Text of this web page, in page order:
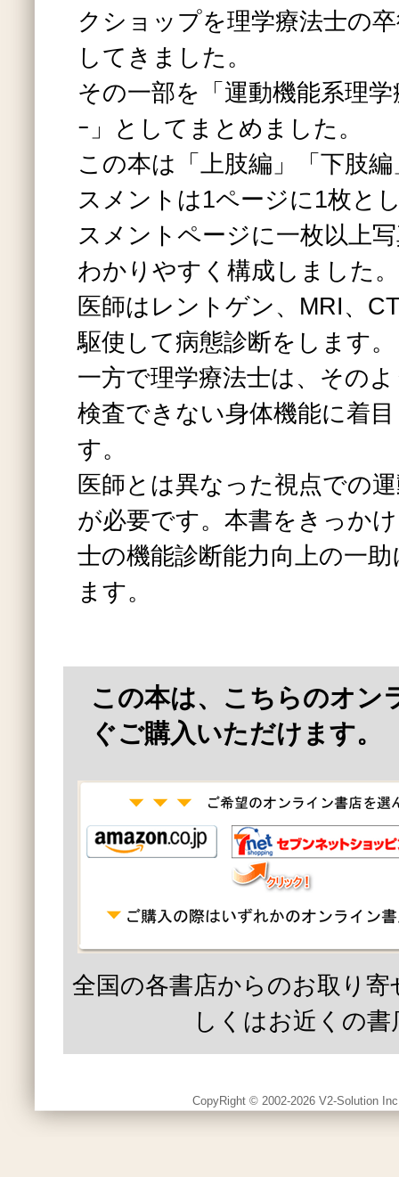
クショップを理学療法士の
してきました。
その一部を「運動機能系理
ｰ」としてまとめました。
この本は「上肢編」「下肢
スメントは1ページに1枚と
スメントページに一枚以上
わかりやすく構成しました。
医師はレントゲン、MRI、
駆使して病態診断をします。
一方で理学療法士は、その
検査できない身体機能に着
す。
医師とは異なった視点での
が必要です。本書をきっか
士の機能診断能力向上の一
ます。
この本は、こちらのオン
ぐご購入いただけます。
全国の各書店からのお取り
しくはお近くの書
CopyRight © 2002-2026 V2-Solution